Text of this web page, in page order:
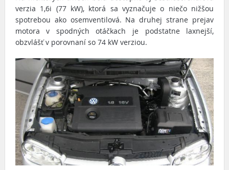
verzia 1,6i (77 kW), ktorá sa vyznačuje o niečo nižšou
spotrebou ako osemventilová. Na druhej strane prejav
motora v spodných otáčkach je podstatne laxnejší,
obzvlášť v porovnaní so 74 kW verziou.